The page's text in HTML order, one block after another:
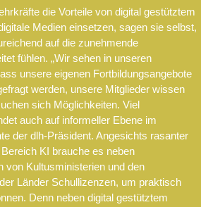
die Vorteile von digital gestütztem
Medien einsetzen, sagen sie selbst,
auf die zunehmende
fühlen. „Wir sehen in unseren
unsere eigenen Fortbildungsangebote
werden, unsere Mitglieder wissen
sich Möglichkeiten. Viel
auch auf informeller Ebene im
der dlh-Präsident. Angesichts rasanter
KI brauche es neben
von Kultusministerien und den
Länder Schullizenzen, um praktisch
Denn neben digital gestütztem